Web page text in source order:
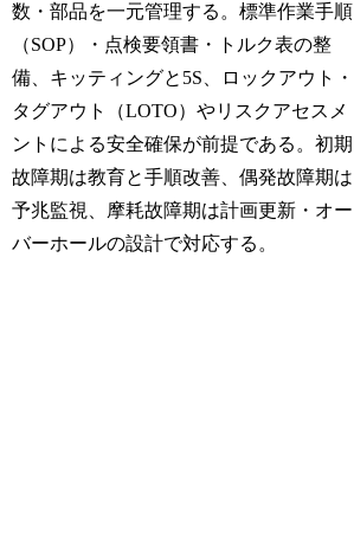
数・部品を一元管理する。標準作業手順
（SOP）・点検要領書・トルク表の整
備、キッティングと5S、ロックアウト・
タグアウト（LOTO）やリスクアセスメ
ントによる安全確保が前提である。初期
故障期は教育と手順改善、偶発故障期は
予兆監視、摩耗故障期は計画更新・オー
バーホールの設計で対応する。